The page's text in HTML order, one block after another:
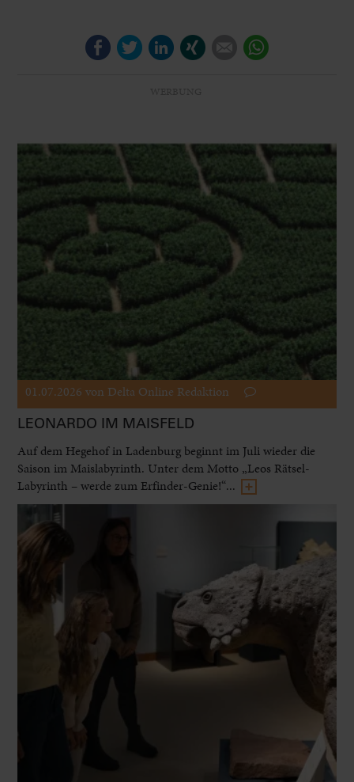
FacebookTwitterLinkedIn E-mail
01.07.2026 von Delta Online Redaktion
LEONARDO IM MAISFELD
Auf dem Hegehof in Ladenburg beginnt im Juli wieder die
Saison im Maislabyrinth. Unter dem Motto „Leos Rätsel-
Labyrinth – werde zum Erfinder-Genie!“...